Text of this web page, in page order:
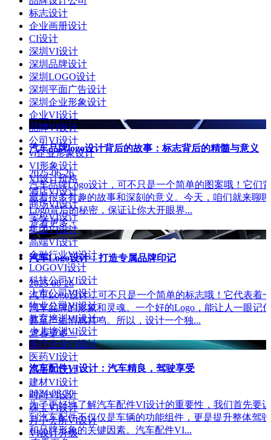
标志设计
企业画册设计
CI设计
深圳VI设计
深圳品牌设计
深圳LOGO设计
深圳平面广告设计
深圳企业形象设计
企业VI设计
品牌VI设计
公司VI设计
vi企业形象设计
VI形象设计
VI设计价格
酒店VI设计
商场VI设计
学校VI设计
集团VI设计
高端VI设计
金融行业VI设计
LOGOVI设计
科技公司VI设计
上市公司VI设计
物业公司VI设计
教育培训VI设计
少儿培训VI设计
医疗企业VI设计
医药VI设计
家居VI设计
建材VI设计
时尚VI设计
珠宝VI设计
月子会所VI设计
VI设计升级
汽车品牌logo设计背后的故事：标志背后的精髓与意义
2025-06-26
汽车品牌Logo设计，可不只是一个简单的图案哦！它们
藏着很多有趣的故事和深刻的意义。今天，咱们就来聊
Logo背后的秘密，保证让你大开眼界...
查看更多 +
汽车Logo设计：打造专属品牌印记
2025-06-26
汽车Logo设计，可不只是一个简单的标志哦！它代表着
汽车品牌的形象和灵魂。一个好的Logo，能让人一眼记
甚至产生情感共鸣。所以，设计一个独...
查看更多 +
汽车配件VI设计：汽车精良，驾驶享受
2024-08-30
为了更好地了解汽车配件VI设计的重要性，我们首先要
到汽车配件不仅仅是车辆的功能组件，更是提升整体驾
和品牌形象的关键因素。汽车配件VI...